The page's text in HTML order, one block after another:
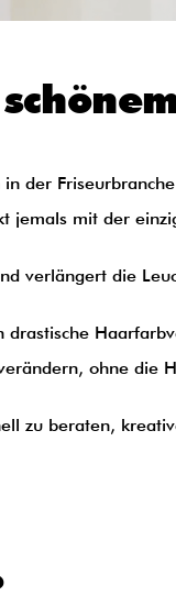
der
jemals mit der
verlängert die
ohne die
zu beraten,